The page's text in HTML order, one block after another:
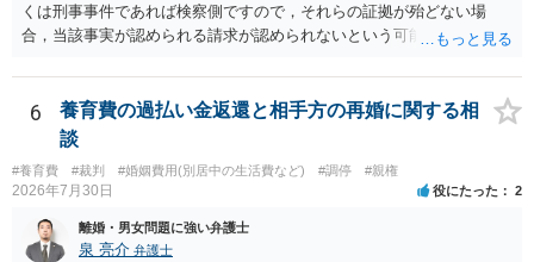
くは刑事事件であれば検察側ですので，それらの証拠が殆どない場
合，当該事実が認められる請求が認められないという可能性はあるで
6
養育費の過払い金返還と相手方の再婚に関する相
談
#養育費 #裁判 #婚姻費用(別居中の生活費など) #調停 #親権
2026年7月30日 役にたった 2
離婚・男女問題に強い弁護士
泉 亮介 弁護士